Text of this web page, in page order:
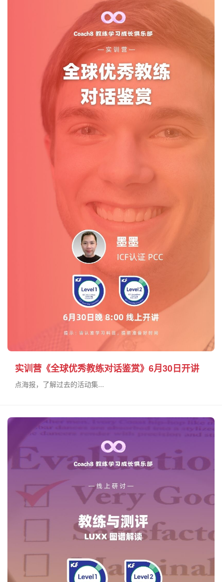
实训营《全球优秀教练对话鉴赏》6月30日开讲
点海报，了解过去的活动集...